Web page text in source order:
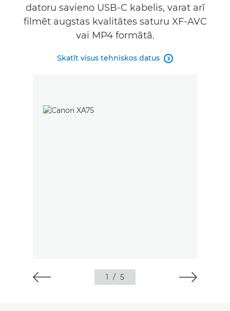
datoru savieno USB-C kabelis, varat arī
filmēt augstas kvalitātes saturu XF-AVC
vai MP4 formātā.
Skatīt visus tehniskos datus 
1 / 5